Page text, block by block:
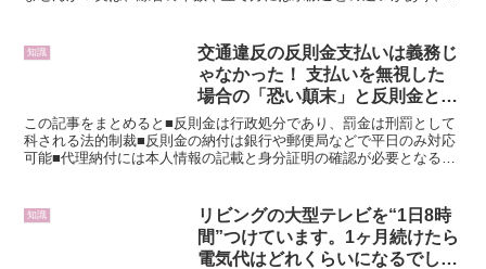
知識
交通違反の反則金支払いは義務じ
ゃなかった！ 支払いを無視した
場合の「恐い顛末」と反則金と罰
金の違い
この記事をまとめると■反則金は行政処分であり、罰金は刑罰として
科される法的制裁■反則金の納付は銀行や郵便局などで平日のみ対応
可能■代理納付には本人情報の記載と身分証明の確認が必要となる反
知識
リビングの大型テレビを“1日8時
間”つけています。1ヶ月続けたら
電気代はどれくらいになるでしょ